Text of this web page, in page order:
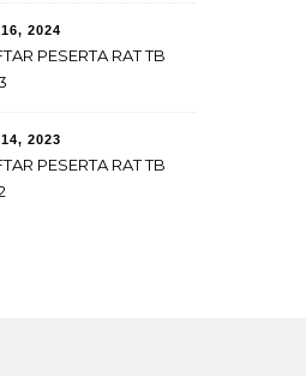
UPAYA STRATEGIS
PETANI.
2024
PESERTA RAT TB
2023
PESERTA RAT TB